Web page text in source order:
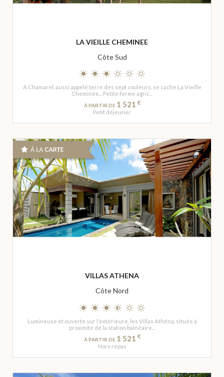
LA VIEILLE CHEMINEE
Côte Sud
A Chamarel, aussi appelé terre des sept couleurs, se cache La Vieille
Cheminée... Petite ferme agric...
À PARTIR DE 1 521 €
Petit déjeuner
VILLAS ATHENA
Côte Nord
Lumineuse et ouverte sur l'extérieure, les Villas Athéna, située à
proximité de la station balnéaire...
À PARTIR DE 1 521 €
Hors repas